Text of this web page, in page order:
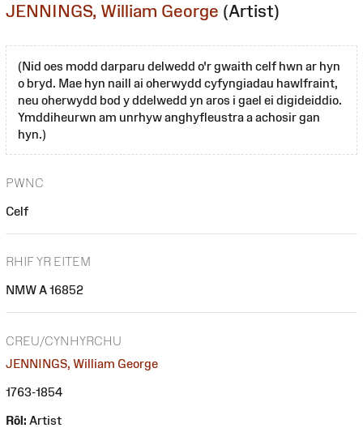
JENNINGS, William George (Artist)
(Nid oes modd darparu delwedd o'r gwaith celf hwn ar hyn
o bryd. Mae hyn naill ai oherwydd cyfyngiadau hawlfraint,
neu oherwydd bod y ddelwedd yn aros i gael ei digideiddio.
Ymddiheurwn am unrhyw anghyfleustra a achosir gan
hyn.)
PWNC
Celf
RHIF YR EITEM
NMW A 16852
CREU/CYNHYRCHU
JENNINGS, William George
1763-1854
Rôl: Artist